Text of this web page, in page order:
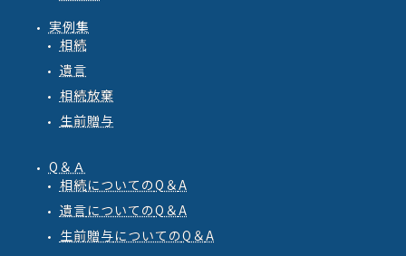
実例集
相続
遺言
相続放棄
生前贈与
Q＆Ａ
相続についてのQ ＆A
遺言についてのQ ＆A
生前贈与についてのQ ＆A